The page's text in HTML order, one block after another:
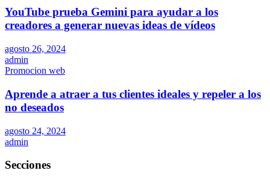
YouTube prueba Gemini para ayudar a los
creadores a generar nuevas ideas de vídeos
agosto 26, 2024
admin
Promocion web
Aprende a atraer a tus clientes ideales y repeler a los
no deseados
agosto 24, 2024
admin
Secciones